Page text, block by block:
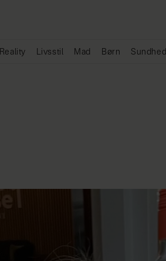
Reality Livsstil Mad Børn Sundhed